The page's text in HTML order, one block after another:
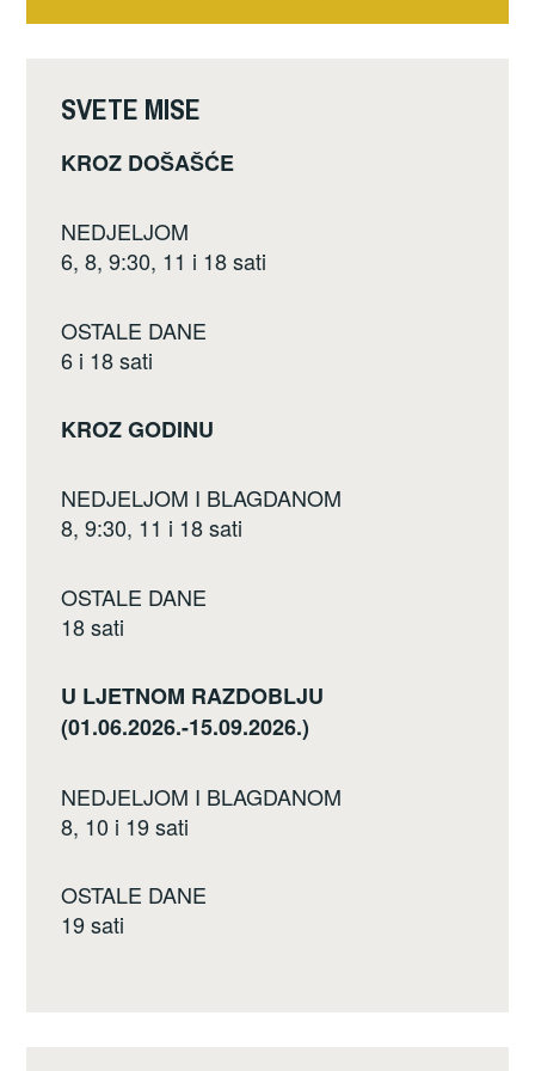
o
k
SVETE MISE
KROZ DOŠAŠĆE
NEDJELJOM
6, 8, 9:30, 11 i 18 sati
OSTALE DANE
6 i 18 sati
KROZ GODINU
NEDJELJOM I BLAGDANOM
8, 9:30, 11 i 18 sati
OSTALE DANE
18 sati
U LJETNOM RAZDOBLJU
(01.06.2026.-15.09.2026.)
NEDJELJOM I BLAGDANOM
8, 10 i 19 sati
OSTALE DANE
19 sati